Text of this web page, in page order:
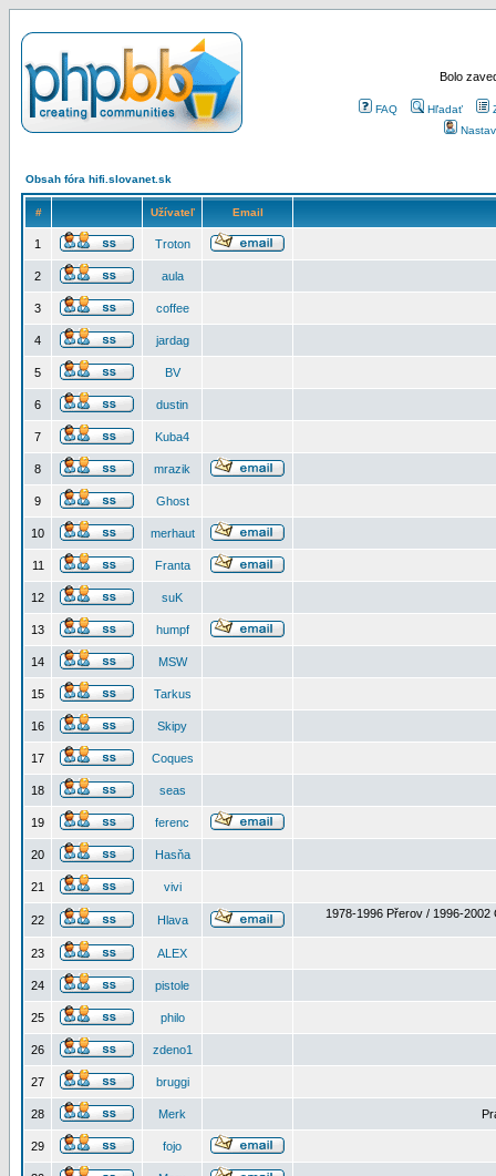
Bolo
FAQ Hľadať
Obsah fóra hifi.slovanet.sk
# Užívateľ Email
1 Troton
2 aula
3 coffee
4 jardag
5 BV
6 dustin
7 Kuba4
8 mrazik
9 Ghost
10 merhaut
11 Franta
12 suK
13 humpf
14 MSW
15 Tarkus
16 Skipy
17 Coques
18 seas
19 ferenc
20 Hasňa
21 vivi
22 Hlava 1978-1996 Přerov / 1996-2002
23 ALEX
24 pistole
25 philo
26 zdeno1
27 bruggi
28 Merk
29 fojo